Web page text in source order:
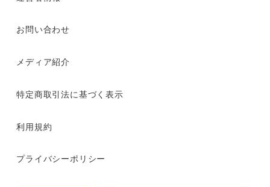
お問い合わせ
メディア紹介
特定商取引法に基づく表示
利用規約
プライバシーポリシー